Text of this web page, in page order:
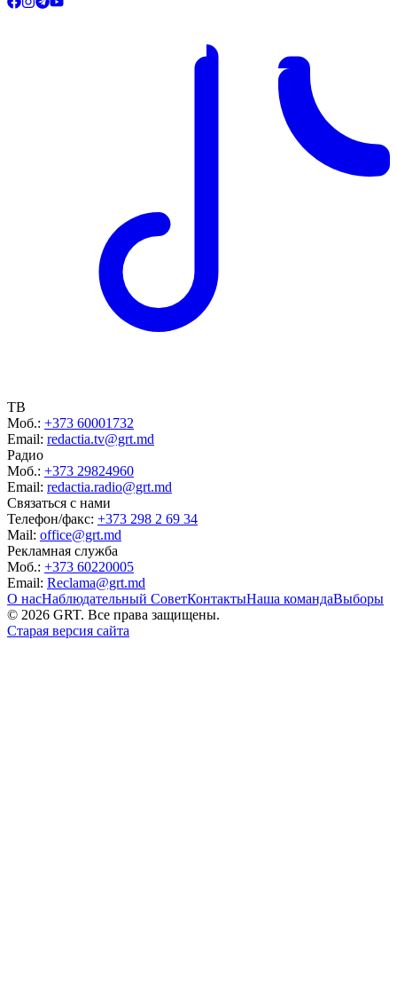
ТВ
Моб.: +373 60001732
Email: redactia.tv@grt.md
Радио
Моб.: +373 29824960
Email: redactia.radio@grt.md
Связаться с нами
Телефон/факс: +373 298 2 69 34
Mail: office@grt.md
Рекламная служба
Моб.: +373 60220005
Email: Reclama@grt.md
О насНаблюдательный СоветКонтактыНаша командаВыборы
© 2026 GRT. Все права защищены.
Старая версия сайта